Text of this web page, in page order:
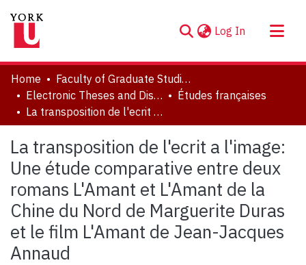
Log In (current)
About
Communities & Collections
Browse YorkSpace
Statistics
Home
Faculty of Graduate Studies
Electronic Theses and Dissertations (ETDs)
Études françaises
La transposition de l'ecrit a l'image: Une étude comparative entre deux romans L'Amant et L'Amant de la Chine du Nord de Marguerite Duras et le film L'Amant de Jean-Jacques Annaud
La transposition de l'ecrit a l'image:
Une étude comparative entre deux
romans L'Amant et L'Amant de la
Chine du Nord de Marguerite Duras
et le film L'Amant de Jean-Jacques
Annaud